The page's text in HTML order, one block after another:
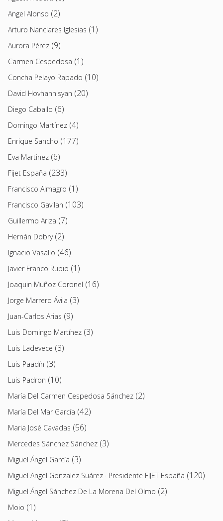
Angel Alonso (2)
Arturo Nanclares Iglesias (1)
Aurora Pérez (9)
Carmen Cespedosa (1)
Concha Pelayo Rapado (10)
David Hovhannisyan (20)
Diego Caballo (6)
Domingo Martínez (4)
Enrique Sancho (177)
Eva Martinez (6)
Fijet España (233)
Francisco Almagro (1)
Francisco Gavilan (103)
Guillermo Ariza (7)
Hernán Dobry(2)
Ignacio Vasallo (46)
Javier Franco Rubio (1)
Joaquin Muñoz Coronel (16)
Jorge Marrero Ávila (3)
Juan-Carlos Arias (9)
Luis Domingo Martínez (3)
Luis Ladevece (3)
Luis Paadín (3)
Luis Padron (10)
María Del Carmen Cespedosa Sánchez (2)
María Del Mar García (42)
Maria José Cavadas (56)
Mercedes Sánchez Sánchez (3)
Miguel Ángel García (3)
Miguel Angel Gonzalez Suárez · Presidente FIJET España (120)
Miguel Ángel Sánchez De La Morena Del Olmo (2)
Moio (1)